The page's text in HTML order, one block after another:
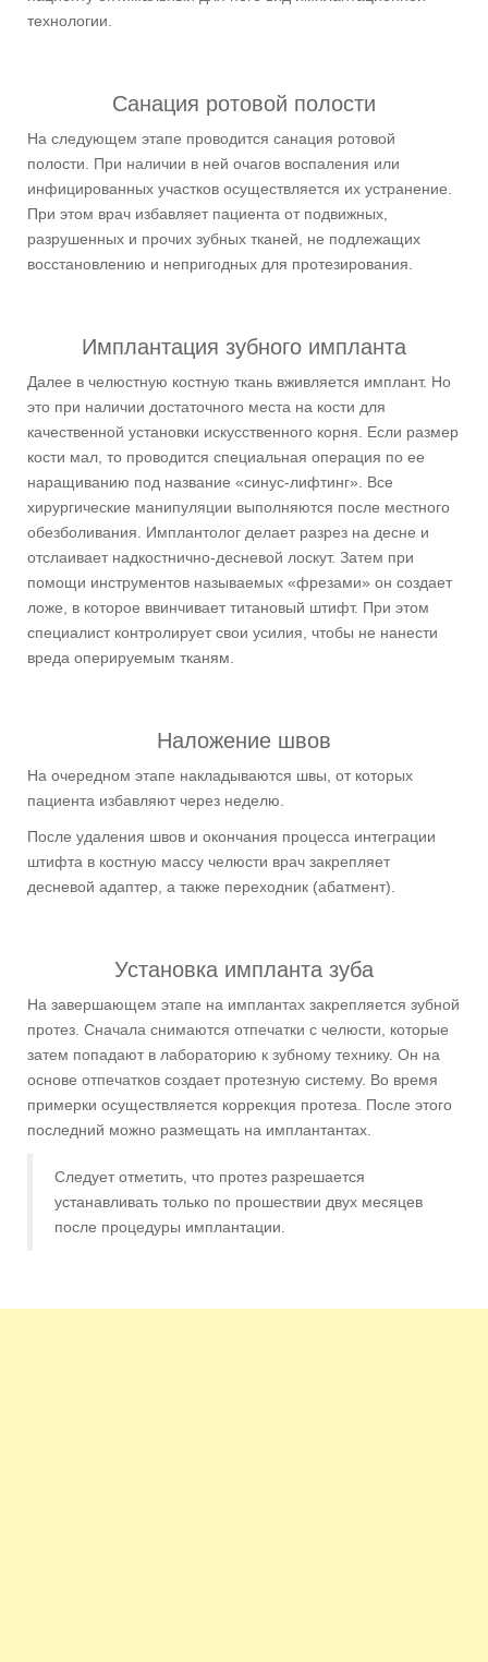
технологии.
Санация ротовой полости
На следующем этапе проводится санация ротовой
полости. При наличии в ней очагов воспаления или
инфицированных участков осуществляется их устранение.
При этом врач избавляет пациента от подвижных,
разрушенных и прочих зубных тканей, не подлежащих
восстановлению и непригодных для протезирования.
Имплантация зубного импланта
Далее в челюстную костную ткань вживляется имплант. Но
это при наличии достаточного места на кости для
качественной установки искусственного корня. Если размер
кости мал, то проводится специальная операция по ее
наращиванию под название «синус-лифтинг». Все
хирургические манипуляции выполняются после местного
обезболивания. Имплантолог делает разрез на десне и
отслаивает надкостнично-десневой лоскут. Затем при
помощи инструментов называемых «фрезами» он создает
ложе, в которое ввинчивает титановый штифт. При этом
специалист контролирует свои усилия, чтобы не нанести
вреда оперируемым тканям.
Наложение швов
На очередном этапе накладываются швы, от которых
пациента избавляют через неделю.
После удаления швов и окончания процесса интеграции
штифта в костную массу челюсти врач закрепляет
десневой адаптер, а также переходник (абатмент).
Установка импланта зуба
На завершающем этапе на имплантах закрепляется зубной
протез. Сначала снимаются отпечатки с челюсти, которые
затем попадают в лабораторию к зубному технику. Он на
основе отпечатков создает протезную систему. Во время
примерки осуществляется коррекция протеза. После этого
последний можно размещать на имплантантах.
Следует отметить, что протез разрешается
устанавливать только по прошествии двух месяцев
после процедуры имплантации.